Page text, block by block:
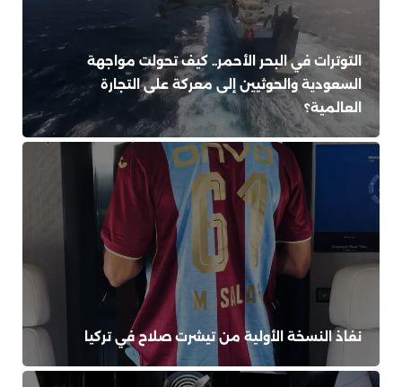
التوترات في البحر الأحمر.. كيف تحولت مواجهة
السعودية والحوثيين إلى معركة على التجارة
العالمية؟
نفاذ النسخة الأولية من تيشرت صلاح في تركيا